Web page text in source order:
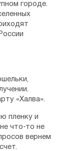
еще
добрым-"Книг
их книг
доставка
городе.
«Халва».
пленку и
что-то не
вернем